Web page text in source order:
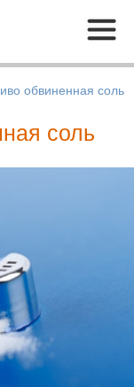
Меню
обвиненная соль
соль